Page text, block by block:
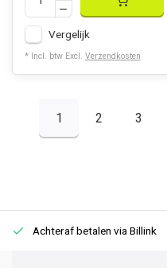
Vergelijk
* Incl. btw Excl. Verzendkosten
1 2 3
Achteraf betalen via Billink